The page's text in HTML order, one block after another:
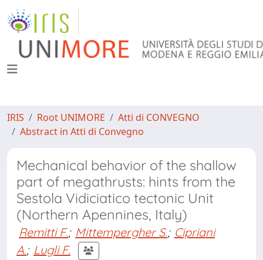
IRIS Root UNIMORE
Atti di CONVEGNO
Abstract in Atti di Convegno
Mechanical behavior of the shallow
part of megathrusts: hints from the
Sestola Vidiciatico tectonic Unit
(Northern Apennines, Italy)
Remitti F.; Mittempergher S.; Cipriani
A.; Lugli F.